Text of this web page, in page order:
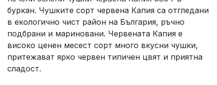
буркан. Чушките сорт червена Капия са отгледани
в екологично чист район на България, ръчно
подбрани и мариновани. Червената Капия е
високо ценен месест сорт много вкусни чушки,
притежават ярко червен типичен цвят и приятна
сладост.